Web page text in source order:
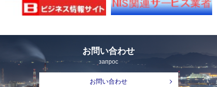
お問い合わせ
запрос
お問い合わせ